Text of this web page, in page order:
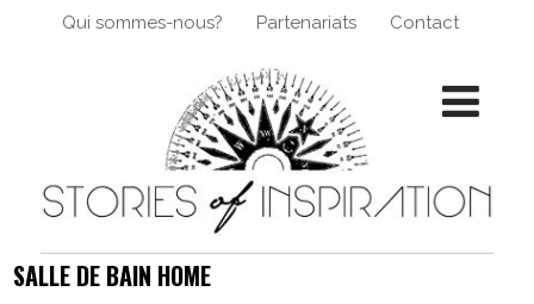
Qui sommes-nous? Partenariats Contact
SALLE DE BAIN HOME